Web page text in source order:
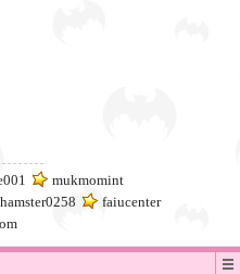
mukmomint
hamster0258
faiucenter